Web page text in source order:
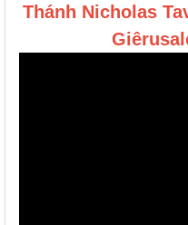
Thánh Nicholas